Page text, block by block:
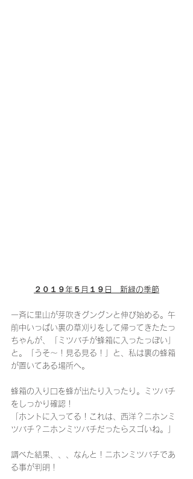
２０１９年５月１９日　新緑の季節
一斉に里山が芽吹きグングンと伸び始める。午
前中いっぱい裏の草刈りをして帰ってきたたっ
ちゃんが、「ミツバチが蜂箱に入ったっぽい」
と。「うそ〜！見る見る！」と、私は裏の蜂箱
が置いてある場所へ。
蜂箱の入り口を蜂が出たり入ったり。ミツバチ
をしっかり確認！
「ホントに入ってる！これは、西洋？ニホンミ
ツバチ？ニホンミツバチだったらスゴいね。」
調べた結果、、、なんと！ニホンミツバチであ
る事が判明！